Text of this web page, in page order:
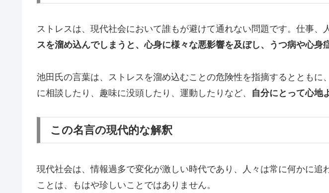
ストレスは、現代社会において誰もが避けて通れない問題です。仕事
スを溜め込んでしまうと、心身に様々な悪影響を及ぼし、うつ病や心身
池田氏の言葉は、ストレスを溜め込むことの危険性を指摘するとともに、
に相談したり、趣味に没頭したり、運動したりなど、 自分にとって心地
この名言の現代的な解釈
現代社会は、情報過多で変化が激しい時代であり、人々は常に何かに
ことは、もはや珍しいことではありません。